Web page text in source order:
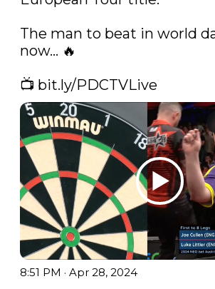
The man to beat in world
now... 🔥
📺 bit.ly/PDCTVLive
8:51 PM · Apr 28, 2024